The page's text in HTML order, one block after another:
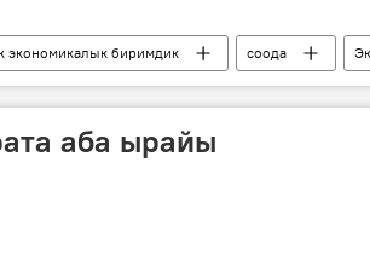
экономикалык биримдик соода
аба ырайы